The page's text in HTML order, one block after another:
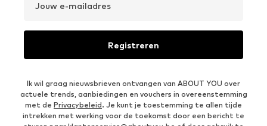
Jouw e-mailadres
Registreren
Ik wil graag nieuwsbrieven ontvangen van ABOUT YOU over
actuele trends, aanbiedingen en vouchers in overeenstemming
met de Privacybeleid. Je kunt je toestemming te allen tijde
intrekken met werking voor de toekomst door een bericht te